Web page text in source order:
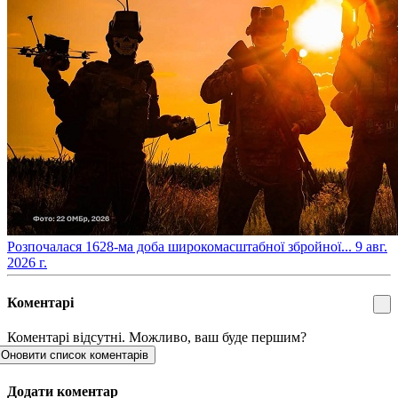
​Розпочалася 1628-ма доба широкомасштабної збройної... 9 авг.
2026 г.
Коментарі
Коментарі відсутні. Можливо, ваш буде першим?
Оновити список коментарів
Додати коментар